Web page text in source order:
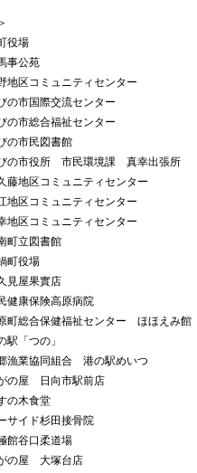
場
公苑
区コミュニティセンター
市国際交流センター
市総合福祉センター
市民図書館
市役所 市民環境課 真幸出張所
地区コミュニティセンター
区コミュニティセンター
区コミュニティセンター
立図書館
役場
屋果實店
康保険高原病院
総合保健福祉センター ほほえみ館
「つの」
業協同組合 港の駅めいつ
屋 日向市駅前店
木食堂
イド杉田接骨院
谷口柔道場
屋 大塚台店